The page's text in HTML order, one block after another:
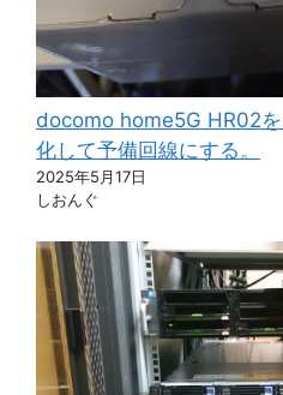
docomo home5G HR02
化して予備回線にする。
2025年5月17日
しおんぐ